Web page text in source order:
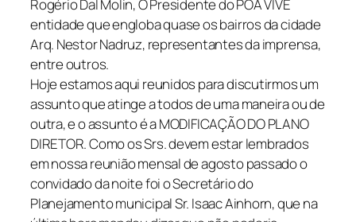
Rogério Dal Molin, O Presidente do POA VIVE
entidade que engloba quase os bairros da cidade
Arq. Nestor Nadruz, representantes da imprensa,
entre outros.
Hoje estamos aqui reunidos para discutirmos um
assunto que atinge a todos de uma maneira ou de
outra, e o assunto é a MODIFICAÇÃO DO PLANO
DIRETOR. Como os Srs. devem estar lembrados
em nossa reunião mensal de agosto passado o
convidado da noite foi o Secretário do
Planejamento municipal Sr. Isaac Ainhorn, que na